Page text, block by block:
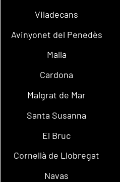
Viladecans
Avinyonet del Penedès
Malla
Cardona
Malgrat de Mar
Santa Susanna
El Bruc
Cornellà de Llobregat
Navas